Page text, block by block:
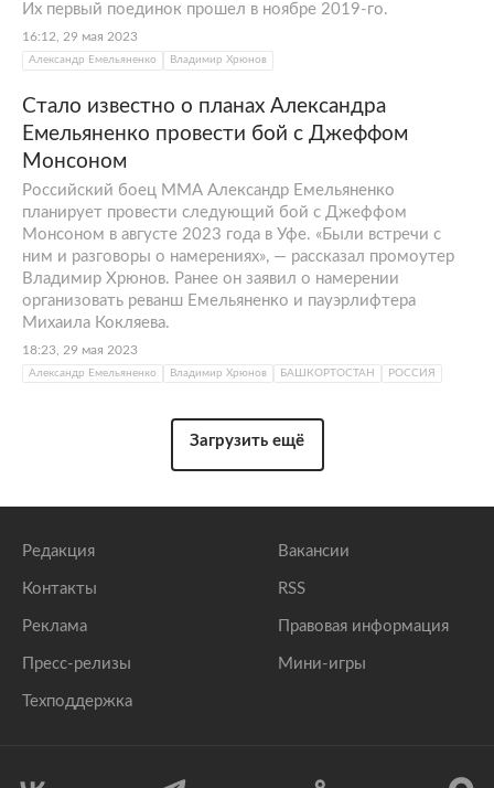
Их первый поединок прошел в ноябре 2019-го.
16:12, 29 мая 2023
Александр Емельяненко Владимир Хрюнов
Стало известно о планах Александра
Емельяненко провести бой с Джеффом
Монсоном
Российский боец ММА Александр Емельяненко
планирует провести следующий бой с Джеффом
Монсоном в августе 2023 года в Уфе. «Были встречи с
ним и разговоры о намерениях», — рассказал промоутер
Владимир Хрюнов. Ранее он заявил о намерении
организовать реванш Емельяненко и пауэрлифтера
Михаила Кокляева.
18:23, 29 мая 2023
Александр Емельяненко Владимир Хрюнов БАШКОРТОСТАН РОССИЯ
Загрузить ещё
Редакция
Контакты
Реклама
Пресс-релизы
Техподдержка
Вакансии
RSS
Правовая информация
Мини-игры